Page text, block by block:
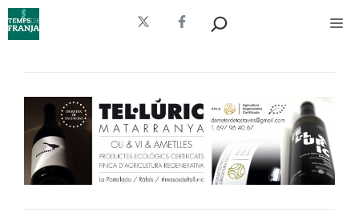
Vés
al